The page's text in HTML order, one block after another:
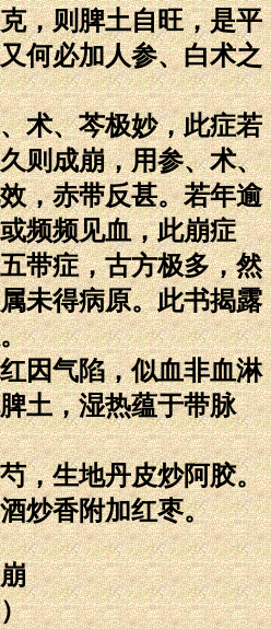
，则脾土自旺，是平
何必加人参、白术之
、芩极妙，此症若
则成崩，用参、术、
，赤带反甚。若年逾
频频见血，此崩症
带症，古方极多，然
未得病原。此书揭露
气陷，似血非血淋
土，湿热蕴于带脉
生地丹皮炒阿胶。
炒香附加红枣。